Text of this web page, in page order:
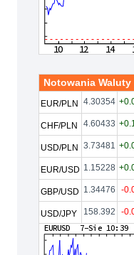
Notowania Waluty
EUR/PLN 4.30354
CHF/PLN 4.60433
USD/PLN 3.73481
EUR/USD 1.15228
GBP/USD 1.34476 -
USD/JPY 158.392 -